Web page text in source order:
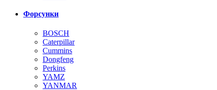
Форсунки
BOSCH
Caterpillar
Cummins
Dongfeng
Perkins
YAMZ
YANMAR